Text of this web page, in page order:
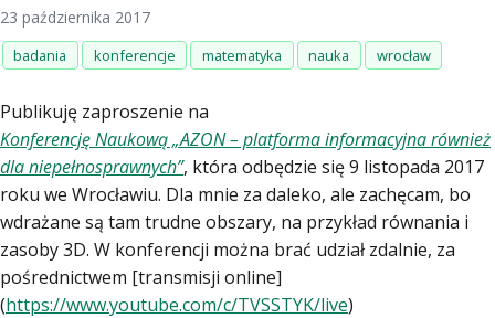
23 października 2017
badania konferencje matematyka nauka wrocław
Publikuję zaproszenie na
Konferencję Naukową „AZON – platforma informacyjna również
dla niepełnosprawnych”, która odbędzie się 9 listopada 2017
roku we Wrocławiu. Dla mnie za daleko, ale zachęcam, bo
wdrażane są tam trudne obszary, na przykład równania i
zasoby 3D. W konferencji można brać udział zdalnie, za
pośrednictwem [transmisji online]
(https://www.youtube.com/c/TVSSTYK/live)